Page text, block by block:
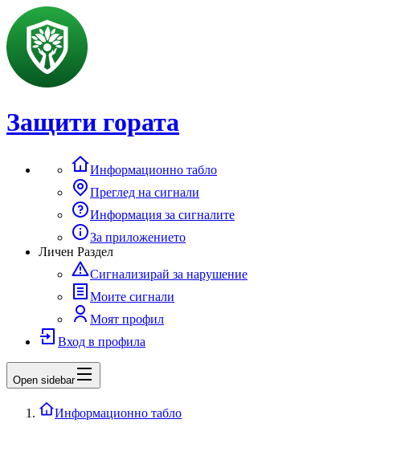
Защити гората
Информационно табло
Преглед на сигнали
Информация за сигналите
За приложението
Личен Раздел
Сигнализирай за нарушение
Моите сигнали
Моят профил
Вход в профила
Open sidebar
Информационно табло